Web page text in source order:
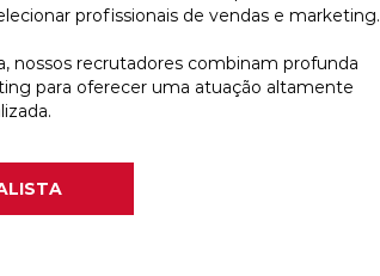
profissionais de vendas e marketing.
nossos recrutadores combinam profunda
para oferecer uma atuação altamente